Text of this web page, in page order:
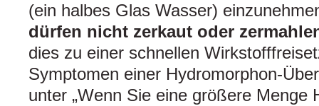
(ein halbes Glas Wasser)
dürfen nicht zerkaut oder
dies zu einer schnellen
Symptomen einer Hydromorphon-
unter „Wenn Sie eine größere Menge